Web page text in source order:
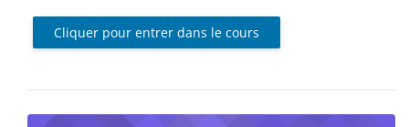
Cliquer pour entrer dans le cours